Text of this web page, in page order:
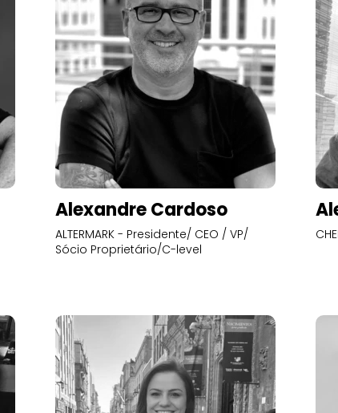
Alexandre Cardoso
ALTERMARK - Presidente/ CEO / VP/
Sócio Proprietário/C-level